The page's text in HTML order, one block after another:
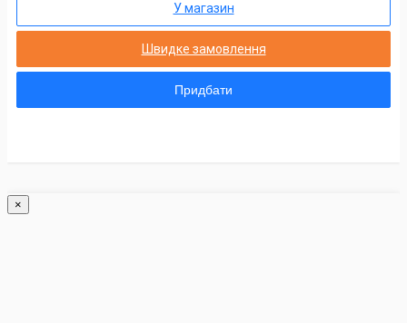
У магазин
Швидке замовлення
Придбати
×